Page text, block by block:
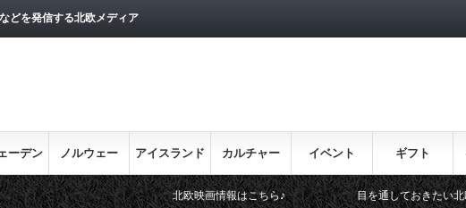
どを発信する北欧メディア
ーデン ノルウェー アイスランド カルチャー イベント ギフト
北欧映画情報はこちら♪ 目を通しておきたい北欧関連のイベント！